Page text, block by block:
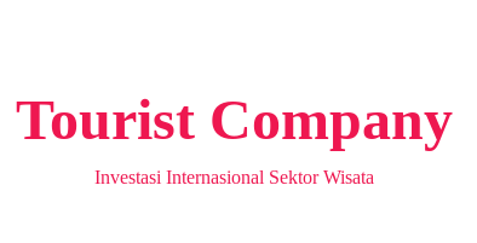
Tourist Company
Investasi Internasional Sektor Wisata